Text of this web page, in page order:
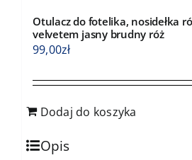
Otulacz do fotelika, nosidełka
velvetem jasny brudny róż
99,00zł
Dodaj do koszyka
Opis